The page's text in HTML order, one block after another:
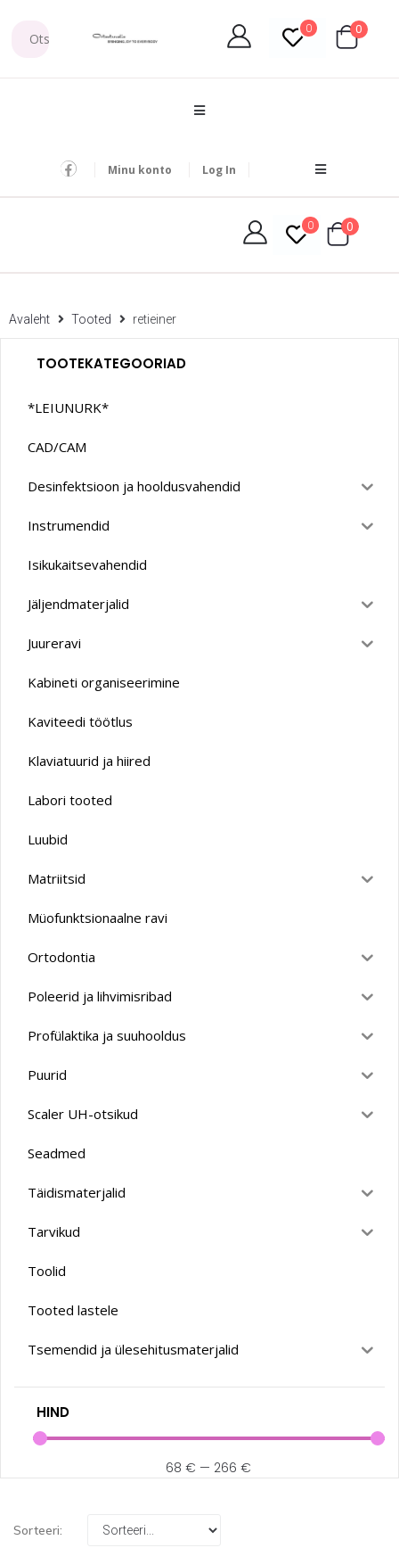
0 0
Minu konto Log In
0 0
Avaleht Tooted retieiner
TOOTEKATEGOORIAD
*LEIUNURK*
CAD/CAM
Desinfektsioon ja hooldusvahendid
Instrumendid
Isikukaitsevahendid
Jäljendmaterjalid
Juureravi
Kabineti organiseerimine
Kaviteedi töötlus
Klaviatuurid ja hiired
Labori tooted
Luubid
Matriitsid
Müofunktsionaalne ravi
Ortodontia
Poleerid ja lihvimisribad
Profülaktika ja suuhooldus
Puurid
Scaler UH-otsikud
Seadmed
Täidismaterjalid
Tarvikud
Toolid
Tooted lastele
Tsemendid ja ülesehitusmaterjalid
HIND
68 € — 266 €
Sorteeri: